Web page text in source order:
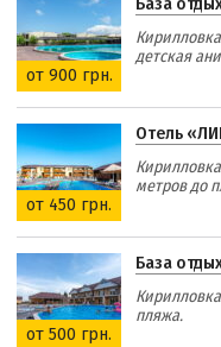
от 900 грн.
детская
от 450 грн.
Отель
метров до
от 500 грн.
База
пляжа.